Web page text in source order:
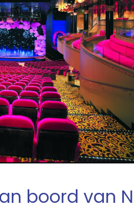
boord van